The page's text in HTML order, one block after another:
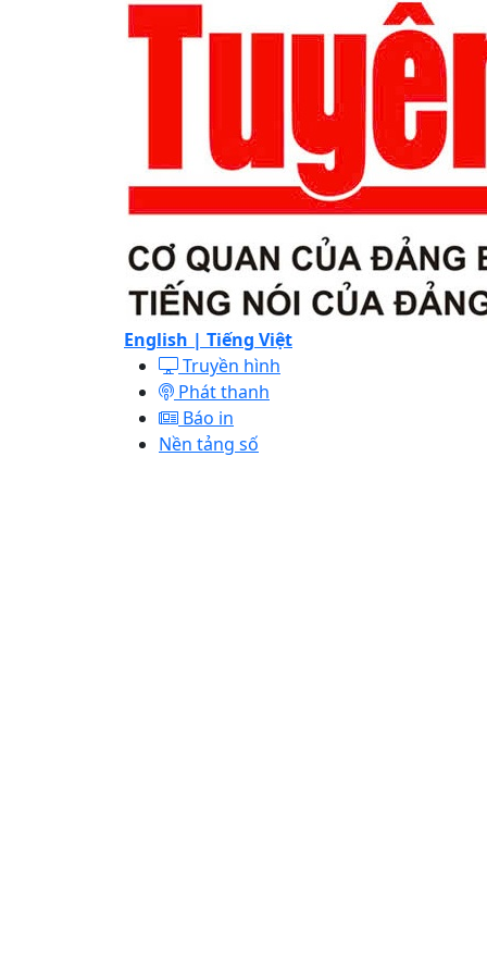
English | Tiếng Việt
Truyền hình
Phát thanh
Báo in
Nền tảng số